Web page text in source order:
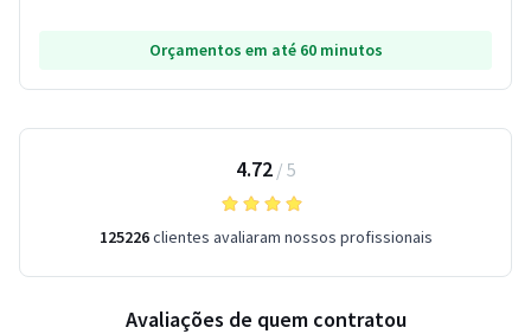
Orçamentos em até 60 minutos
4.72/ 5
125226clientes avaliaram nossos profissionais
Avaliações de quem contratou